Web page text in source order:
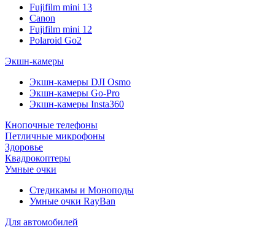
Fujifilm mini 13
Canon
Fujifilm mini 12
Polaroid Go2
Экшн-камеры
Экшн-камеры DJI Osmo
Экшн-камеры Go-Pro
Экшн-камеры Insta360
Кнопочные телефоны
Петличные микрофоны
Здоровье
Квадрокоптеры
Умные очки
Стедикамы и Моноподы
Умные очки RayBan
Для автомобилей